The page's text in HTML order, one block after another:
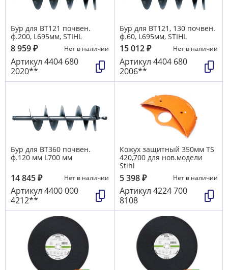
Бур для ВТ121 почвен.
ф.200, L695мм, STIHL
8 959₽ Нет в наличии
Артикул 4404 680
2020**
Бур для ВТ121, 130 почвен.
ф.60, L695мм, STIHL
15 012₽ Нет в наличии
Артикул 4404 680
2006**
Бур для ВТ360 почвен.
ф.120 мм L700 мм
14 845₽ Нет в наличии
Артикул 4400 000
4212**
Кожух защитный 350мм TS
420,700 для нов.модели
Stihl
5 398₽ Нет в наличии
Артикул 4224 700
8108